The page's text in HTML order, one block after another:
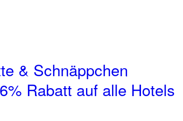
& Schnäppchen
Rabatt auf alle Hotels